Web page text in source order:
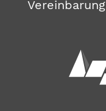
Vereinbarung